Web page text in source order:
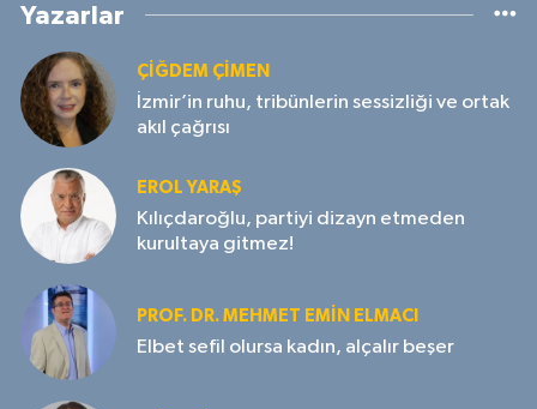
Yazarlar
ÇIĞDEM ÇIMEN
İzmir’in ruhu, tribünlerin sessizliği ve ortak
akıl çağrısı
EROL YARAŞ
Kılıçdaroğlu, partiyi dizayn etmeden
kurultaya gitmez!
PROF. DR. MEHMET EMIN ELMACI
Elbet sefil olursa kadın, alçalır beşer